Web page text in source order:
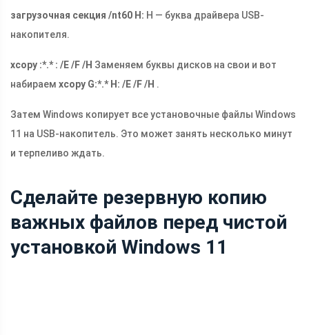
загрузочная секция /nt60 H: H — буква драйвера USB-
накопителя.
xcopy :*.* : /E /F /H Заменяем буквы дисков на свои и вот
набираем xcopy G:*.* H: /E /F /H .
Затем Windows копирует все установочные файлы Windows
11 на USB-накопитель. Это может занять несколько минут
и терпеливо ждать.
Сделайте резервную копию
важных файлов перед чистой
установкой Windows 11